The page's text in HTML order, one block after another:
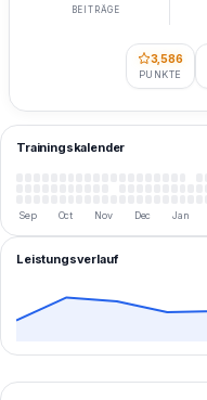
BEITRÄGE
3,586
PUNKTE
Trainingskalender
Sep Oct Nov Dec Jan
Leistungsverlauf